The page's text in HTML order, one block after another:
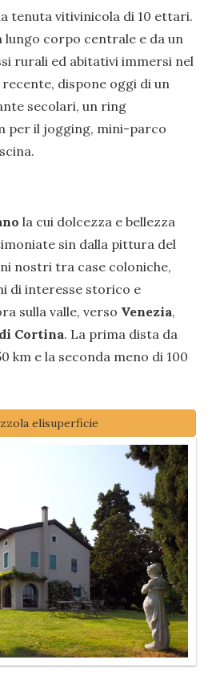
tenuta vitivinicola di 10 ettari.
lungo corpo centrale e da un
rurali ed abitativi immersi nel
dispone oggi di un
secolari, un ring
per il jogging, mini-parco
la cui dolcezza e bellezza
sin dalla pittura del
nostri tra case coloniche,
di interesse storico e
sulla valle, verso Venezia,
Cortina. La prima dista da
km e la seconda meno di 100
elisuperficie